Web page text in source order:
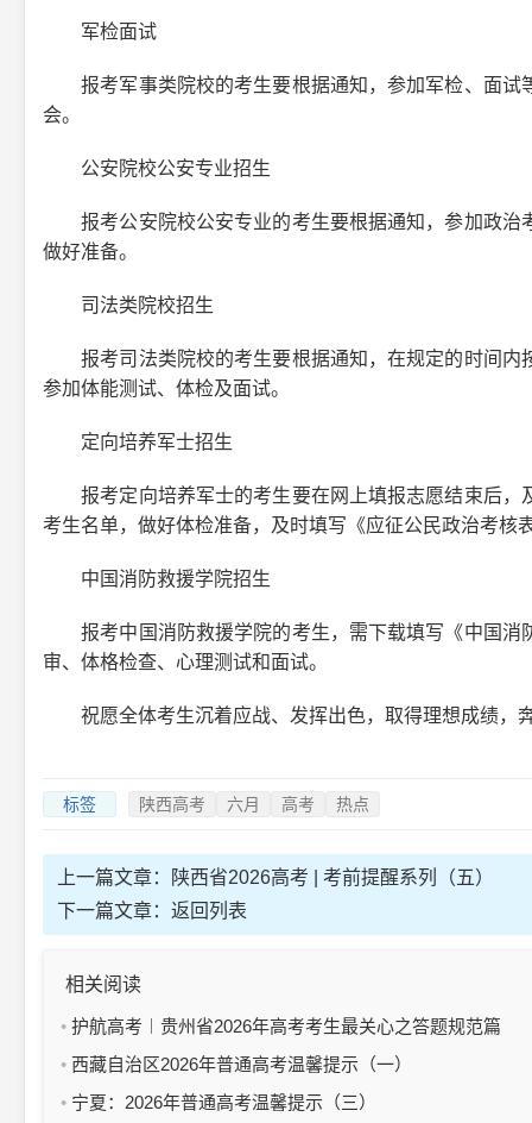
军检面试
报考军事类院校的考生要根据通知，参加军检、面试
会。
公安院校公安专业招生
报考公安院校公安专业的考生要根据通知，参加政治
做好准备。
司法类院校招生
报考司法类院校的考生要根据通知，在规定的时间内
参加体能测试、体检及面试。
定向培养军士招生
报考定向培养军士的考生要在网上填报志愿结束后，
考生名单，做好体检准备，及时填写《应征公民政治考核
中国消防救援学院招生
报考中国消防救援学院的考生，需下载填写《中国消
审、体格检查、心理测试和面试。
祝愿全体考生沉着应战、发挥出色，取得理想成绩，
标签 陕西高考 六月 高考 热点
上一篇文章：
陕西省2026高考 | 考前提醒系列（五）
下一篇文章： 返回列表
相关阅读
护航高考︱贵州省2026年高考考生最关心之答题规范篇
西藏自治区2026年普通高考温馨提示（一）
宁夏：2026年普通高考温馨提示（三）